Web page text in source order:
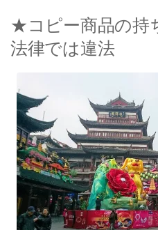
★コピー商品の持
法律では違法